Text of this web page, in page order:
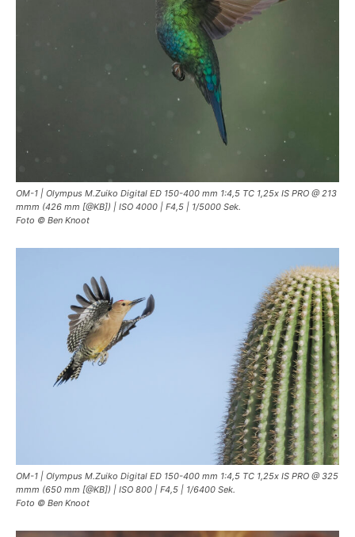
OM-1 | Olympus M.Zuiko Digital ED 150-400 mm 1:4,5 TC 1,25x IS PRO @ 213
mmm (426 mm [@KB]) | ISO 4000 | F4,5 | 1/5000 Sek.
Foto © Ben Knoot
OM-1 | Olympus M.Zuiko Digital ED 150-400 mm 1:4,5 TC 1,25x IS PRO @ 325
mmm (650 mm [@KB]) | ISO 800 | F4,5 | 1/6400 Sek.
Foto © Ben Knoot